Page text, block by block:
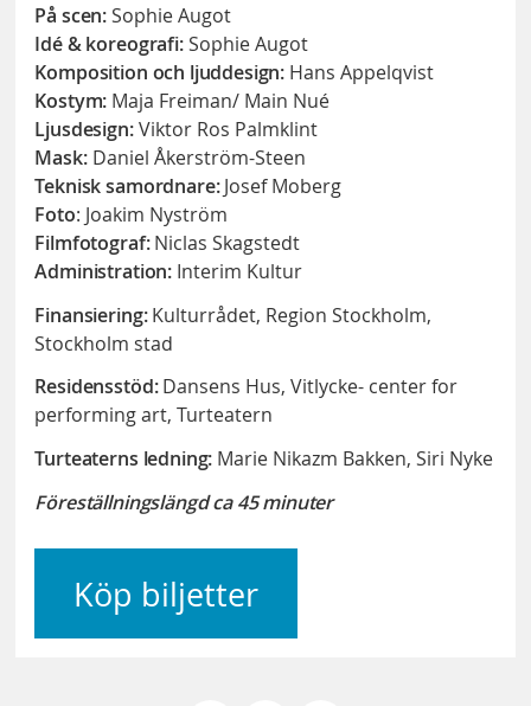
På scen:Sophie Augot
Idé & koreografi:Sophie Augot
Komposition och ljuddesign: Hans Appelqvist
Kostym: Maja Freiman/ Main Nué
Ljusdesign:Viktor Ros Palmklint
Mask:Daniel Åkerström-Steen
Teknisk samordnare:Josef Moberg
Foto: Joakim Nyström
Filmfotograf:Niclas Skagstedt
Administration: Interim Kultur
Finansiering:Kulturrådet, Region Stockholm,
Stockholm stad
Residensstöd:Dansens Hus, Vitlycke- center for
performing art, Turteatern
Turteaterns ledning: Marie Nikazm Bakken, Siri Nyke
Föreställningslängd ca 45 minuter
Köp biljetter